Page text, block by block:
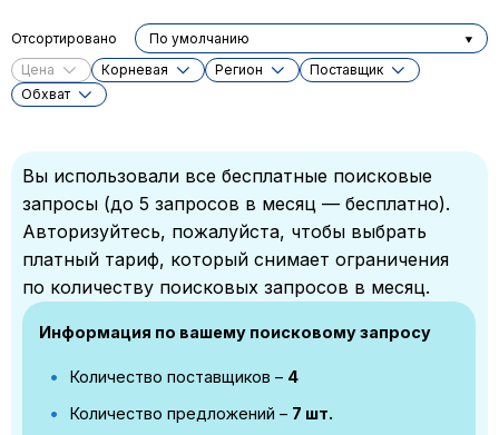
Цена Корневая Регион
Поставщик
Обхват
Отсортировано По умолчанию
Вы использовали все бесплатные поисковые
запросы (до 5 запросов в месяц — бесплатно).
Авторизуйтесь, пожалуйста, чтобы выбрать
платный тариф, который снимает ограничения
по количеству поисковых запросов в месяц.
Информация по вашему поисковому запросу
Количество поставщиков – 4
Количество предложений – 7 шт.